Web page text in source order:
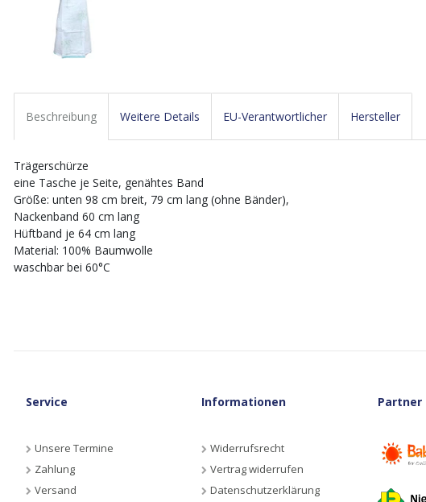
Beschreibung Weitere Details EU-Verantwortlicher Hersteller
Trägerschürze
eine Tasche je Seite, genähtes Band
Größe: unten 98 cm breit, 79 cm lang (ohne Bänder),
Nackenband 60 cm lang
Hüftband je 64 cm lang
Material: 100% Baumwolle
waschbar bei 60°C
Service
Unsere Termine
Zahlung
Versand
Informationen
Widerrufsrecht
Vertrag widerrufen
Datenschutzerklärung
Partner